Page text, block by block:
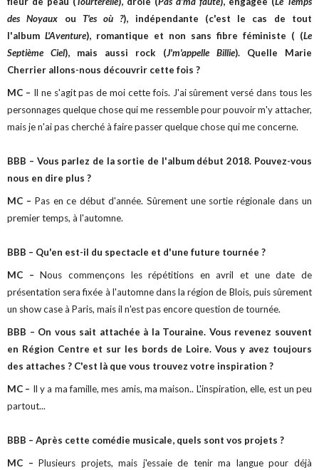
des Noyaux ou T'es où ?), indépendante (c'est le cas de tout
l'albumL'Aventure), romantique et non sans fibre féministe ( (Le
Septième Ciel), mais aussi rock (J'm'appelle Billie). Quelle Marie
Cherrier allons-nous découvrir cette fois ?
MC – Il ne s'agit pas de moi cette fois. J'ai sûrement versé dans tous les
personnages quelque chose qui me ressemble pour pouvoir m'y attacher,
mais je n'ai pas cherché à faire passer quelque chose qui me concerne.
BBB – Vous parlez de la sortie de l'album début 2018. Pouvez-vous
nous en dire plus ?
MC – Pas en ce début d'année. Sûrement une sortie régionale dans un
premier temps, à l'automne.
BBB – Qu'en est-il du spectacle et d'une future tournée ?
MC – Nous commençons les répétitions en avril et une date de
présentation sera fixée à l'automne dans la région de Blois, puis sûrement
un show case à Paris, mais il n'est pas encore question de tournée.
BBB – On vous sait attachée à la Touraine. Vous revenez souvent
en Région Centre et sur les bords de Loire. Vous y avez toujours
des attaches ? C'est là que vous trouvez votre inspiration ?
MC – Il y a ma famille, mes amis, ma maison.. L'inspiration, elle, est un peu
partout...
BBB – Après cette comédie musicale, quels sont vos projets ?
MC – Plusieurs projets, mais j'essaie de tenir ma langue pour déjà